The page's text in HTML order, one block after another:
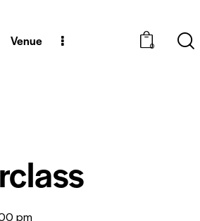
Venue 0
pm